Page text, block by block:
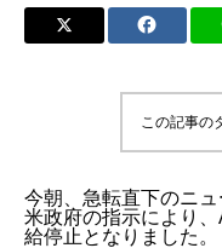
この記事の
今朝、急転直下のニュ
米政府の指示により
給停止となりました。